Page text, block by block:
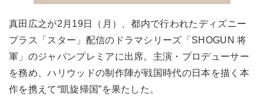
真田広之が2月19日（月）、都内で行われたディズニー
プラス「スター」配信のドラマシリーズ「SHOGUN 将
軍」のジャパンプレミアに出席。主演・プロデューサー
を務め、ハリウッドの制作陣が戦国時代の日本を描く本
作を携えて“凱旋帰国”を果たした。